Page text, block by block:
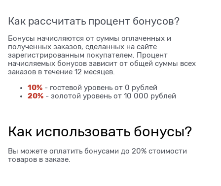
Как рассчитать процент бонусов?
Бонусы начисляются от суммы оплаченных и
полученных заказов, сделанных на сайте
зарегистрированным покупателем. Процент
начисляемых бонусов зависит от общей суммы всех
заказов в течение 12 месяцев.
10% - гостевой уровень от 0 рублей
20% - золотой уровень от 10 000 рублей
Как использовать бонусы?
Вы можете оплатить бонусами до 20% стоимости
товаров в заказе.